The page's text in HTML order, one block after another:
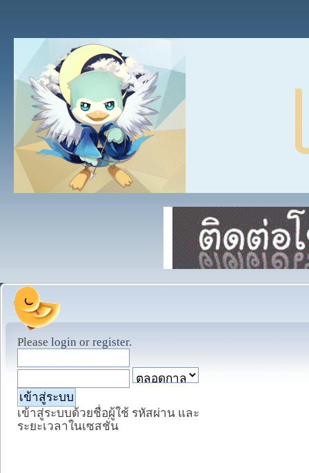
Please login or register.
เข้าสู่ระบบด้วยชื่อผู้ใช้ รหัสผ่าน และ
ระยะเวลาในเซสชั่น